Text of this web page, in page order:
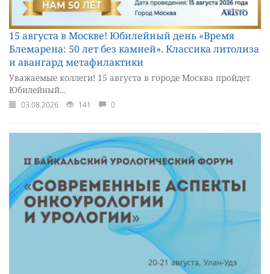
15 августа в Москве! Юбилейный день «Время
Блемарена: 50 лет без камней». Классика литолиза
и авангард метафилактики
Уважаемые коллеги! 15 августа в городе Москва пройдет
Юбилейный...
03.08.2026 141 0